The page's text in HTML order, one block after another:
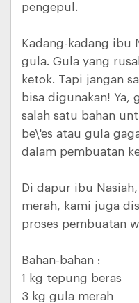
pengepul.
Kadang-kadang ibu
gula. Gula yang
ketok. Tapi jangan
bisa digunakan! Ya,
salah satu bahan
be\'es atau gula
dalam pembuatan
Di dapur ibu
merah, kami juga
proses pembuatan
Bahan-bahan :
1 kg tepung beras
3 kg gula merah